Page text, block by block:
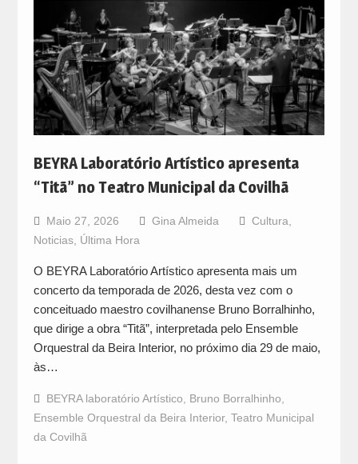
BEYRA Laboratório Artístico apresenta
“Titã” no Teatro Municipal da Covilhã
Maio 27, 2026 Gina Almeida Cultura
Noticias, Última Hora
O BEYRA Laboratório Artístico apresenta mais um
concerto da temporada de 2026, desta vez com o
conceituado maestro covilhanense Bruno Borralhinho,
que dirige a obra “Titã”, interpretada pelo Ensemble
Orquestral da Beira Interior, no próximo dia 29 de maio,
às…
BEYRA laboratório Artístico Bruno Borralhinho
Ensemble Orquestral da Beira Interior, Teatro Municipal
da Covilhã